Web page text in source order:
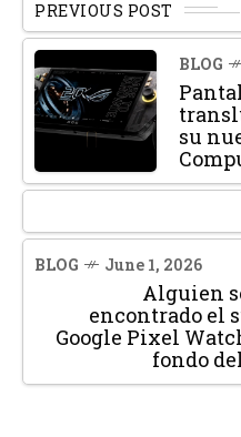
PREVIOUS POST
BLOG
su
BLOG June 1, 2026
Alguien
encontrado el
Google Pixel
fondo